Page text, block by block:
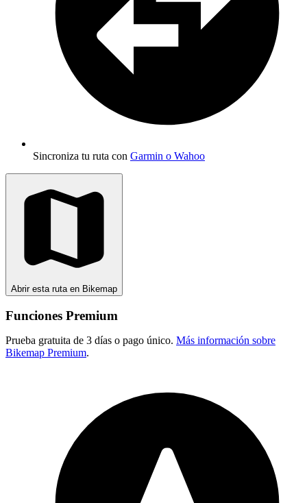
Sincroniza tu ruta con Garmin o Wahoo
Abrir esta ruta en Bikemap
Funciones Premium
Prueba gratuita de 3 días o pago único. Más información sobre
Bikemap Premium.